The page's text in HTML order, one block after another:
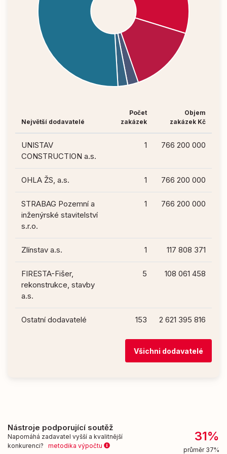
Největší dodavatelé
Počet
zakázek
Objem
zakázek Kč
UNISTAV
CONSTRUCTION a.s.
1 766 200 000
OHLA ŽS, a.s. 1 766 200 000
STRABAG Pozemní a
inženýrské stavitelství
s.r.o.
1 766 200 000
Zlínstav a.s. 1 117 808 371
FIRESTA-Fišer,
rekonstrukce, stavby
a.s.
5 108 061 458
Ostatní dodavatelé 153 2 621 395 816
Všichni dodavatelé
Nástroje podporující soutěž
Napomáhá zadavatel vyšší a kvalitnější
konkurenci? metodika výpočtu
31%
průměr 37%